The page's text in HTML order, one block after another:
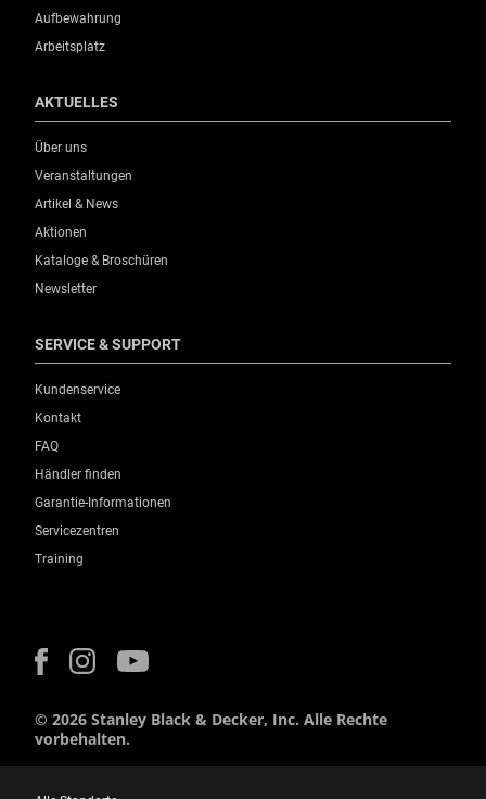
Aufbewahrung
Arbeitsplatz
AKTUELLES
Über uns
Veranstaltungen
Artikel & News
Aktionen
Kataloge & Broschüren
Newsletter
SERVICE & SUPPORT
Kundenservice
Kontakt
FAQ
Händler finden
Garantie-Informationen
Servicezentren
Training
© 2026 Stanley Black & Decker, Inc. Alle Rechte
vorbehalten.